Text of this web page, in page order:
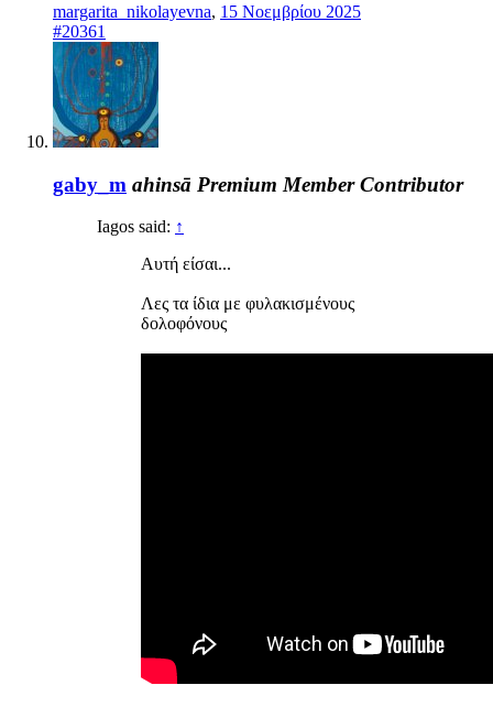
margarita_nikolayevna, 15 Νοεμβρίου 2025
#20361
gaby_m ahinsā Premium Member Contributor
Iagos said: ↑
Αυτή είσαι...
Λες τα ίδια με φυλακισμένους
δολοφόνους